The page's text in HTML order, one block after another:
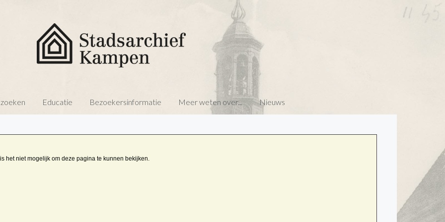
Educatie Bezoekersinformatie Meer weten over... Nieuws
het niet mogelijk om deze pagina te kunnen bekijken.